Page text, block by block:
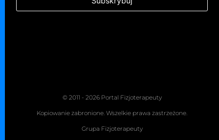
© 2011 - 2026 Portal Fizjoterapeuty
Kopiowanie zabronione. Wszelkie prawa zastrzeżone.
Grupa Fizjoterapeuty